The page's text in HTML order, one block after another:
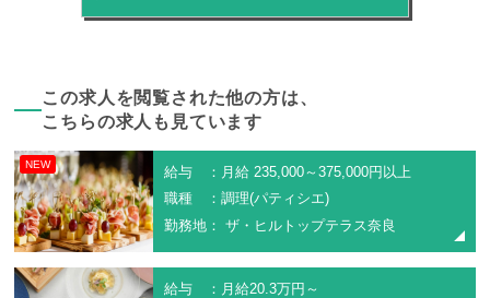
この求人を閲覧された他の方は、
こちらの求人も見ています
NEW
給与 ：月給 235,000～375,000円以上
職種 ：調理(パティシエ)
勤務地： ザ・ヒルトップテラス奈良
給与 ：月給20.3万円～